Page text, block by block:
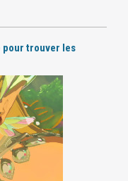
pour trouver les